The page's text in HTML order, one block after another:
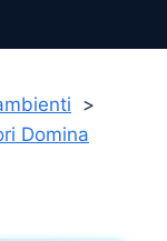
Domina